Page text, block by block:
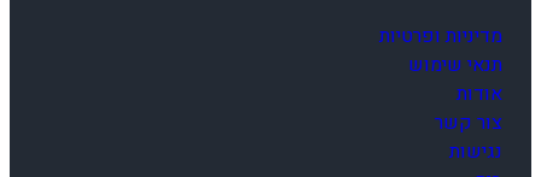
מדיניות ופרטיות
תנאי שימוש
אודות
צור קשר
נגישות